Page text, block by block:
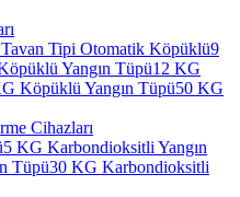
Tipi Otomatik Köpüklü9
Yangın Tüpü12 KG
Köpüklü Yangın Tüpü50 KG
Cihazları
5 KG Karbondioksitli Yangın
Tüpü30 KG Karbondioksitli